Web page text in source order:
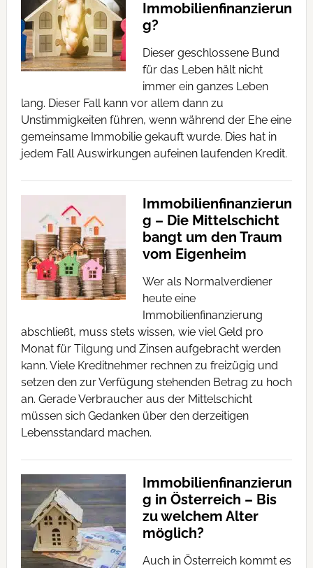
Immobilienfinanzierun
g?
Dieser geschlossene Bund
für das Leben hält nicht
immer ein ganzes Leben
lang. Dieser Fall kann vor allem dann zu
Unstimmigkeiten führen, wenn während der Ehe eine
gemeinsame Immobilie gekauft wurde. Dies hat in
jedem Fall Auswirkungen aufeinen laufenden Kredit.
Immobilienfinanzierun
g – Die Mittelschicht
bangt um den Traum
vom Eigenheim
Wer als Normalverdiener
heute eine
Immobilienfinanzierung
abschließt, muss stets wissen, wie viel Geld pro
Monat für Tilgung und Zinsen aufgebracht werden
kann. Viele Kreditnehmer rechnen zu freizügig und
setzen den zur Verfügung stehenden Betrag zu hoch
an. Gerade Verbraucher aus der Mittelschicht
müssen sich Gedanken über den derzeitigen
Lebensstandard machen.
Immobilienfinanzierun
g in Österreich – Bis
zu welchem Alter
möglich?
Auch in Österreich kommt es